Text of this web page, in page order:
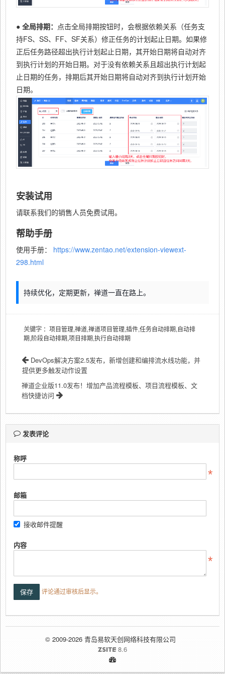
● 全局排期： 点击全局排期按钮时，会根据依赖关系（任务支
持FS、SS、FF、SF关系）修正任务的计划起止日期。如果修
正后任务路径超出执行计划起止日期，其开始日期将自动对齐
到执行计划的开始日期。对于没有依赖关系且超出执行计划起
止日期的任务，排期后其开始日期将自动对齐到执行计划开始
日期。
安装试用
请联系我们的销售人员免费试用。
帮助手册
使用手册： https://www.zentao.net/extension-viewext-
298.html
持续优化，定期更新，禅道一直在路上。
关键字 ：项目管理,禅道,禅道项目管理,插件,任务自动排期,自动排
期,阶段自动排期,项目排期,执行自动排期
DevOps解决方案2.5发布，新增创建和编排流水线功能，并
提供更多触发动作设置
禅道企业版11.0发布！增加产品流程模板、项目流程模板、文
档快捷访问
发表评论
称呼
邮箱
接收邮件提醒
内容
评论通过审核后显示。
© 2009-2026 青岛易软天创网络科技有限公司
8.6